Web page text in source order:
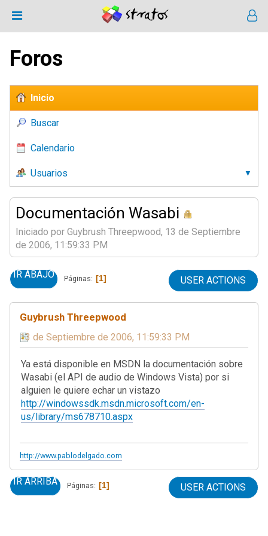
Foros
Inicio
Buscar
Calendario
Usuarios
Documentación Wasabi
Iniciado por Guybrush Threepwood, 13 de Septiembre
de 2006, 11:59:33 PM
IR ABAJO Páginas 1 USER ACTIONS
Guybrush Threepwood
13 de Septiembre de 2006, 11:59:33 PM
Ya está disponible en MSDN la documentación sobre
Wasabi (el API de audio de Windows Vista) por si
alguien le quiere echar un vistazo
http://windowssdk.msdn.microsoft.com/en-
us/library/ms678710.aspx
http://www.pablodelgado.com
IR ARRIBA Páginas 1 USER ACTIONS